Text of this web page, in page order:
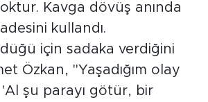
Kavga dövüş anında
kullandı.
için sadaka verdiğini
Özkan, "Yaşadığım olay
'Al şu parayı götür, bir